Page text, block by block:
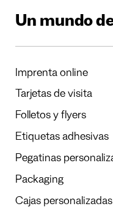
Un mundo
Imprenta online
Tarjetas de visita
Folletos y flyers
Etiquetas adhesivas
Pegatinas
Packaging
Cajas personalizadas